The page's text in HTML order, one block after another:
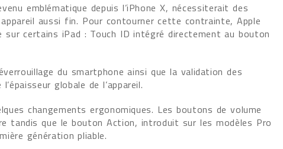
emblématique depuis l’iPhone X, nécessiterait des
aussi fin. Pour contourner cette contrainte, Apple
certains iPad : Touch ID intégré directement au bouton
du smartphone ainsi que la validation des
globale de l’appareil.
changements ergonomiques. Les boutons de volume
tandis que le bouton Action, introduit sur les modèles Pro
génération pliable.